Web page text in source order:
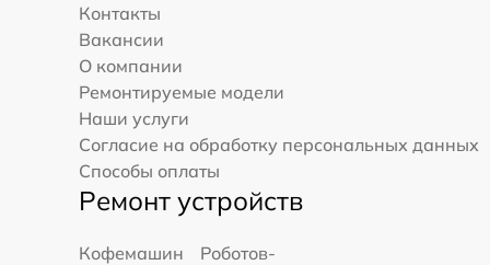
Контакты
Вакансии
О компании
Ремонтируемые модели
Наши услуги
Согласие на обработку персональных данных
Способы оплаты
Ремонт устройств
Кофемашин
Роботов-